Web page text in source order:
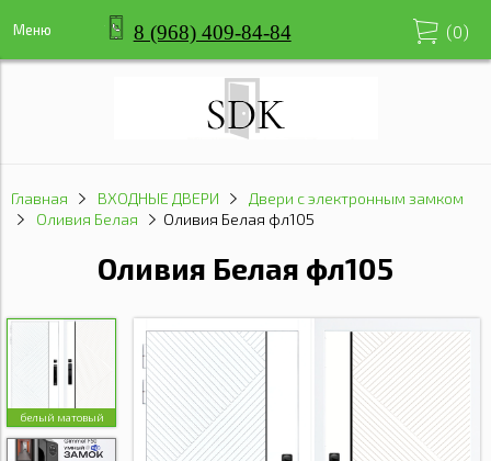
Меню 8 (968) 409-84-84 (0)
Главная ВХОДНЫЕ ДВЕРИ
Двери с электронным замком
Оливия Белая
Оливия Белая фл105
Оливия Белая фл105
белый матовый